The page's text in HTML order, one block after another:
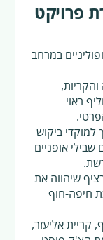
פרויקט
במרחב
ראוי
למוקדי ביקוש
שבילי אופניים
שיהווה את
חיפה-חוף
קריית אליעזר,